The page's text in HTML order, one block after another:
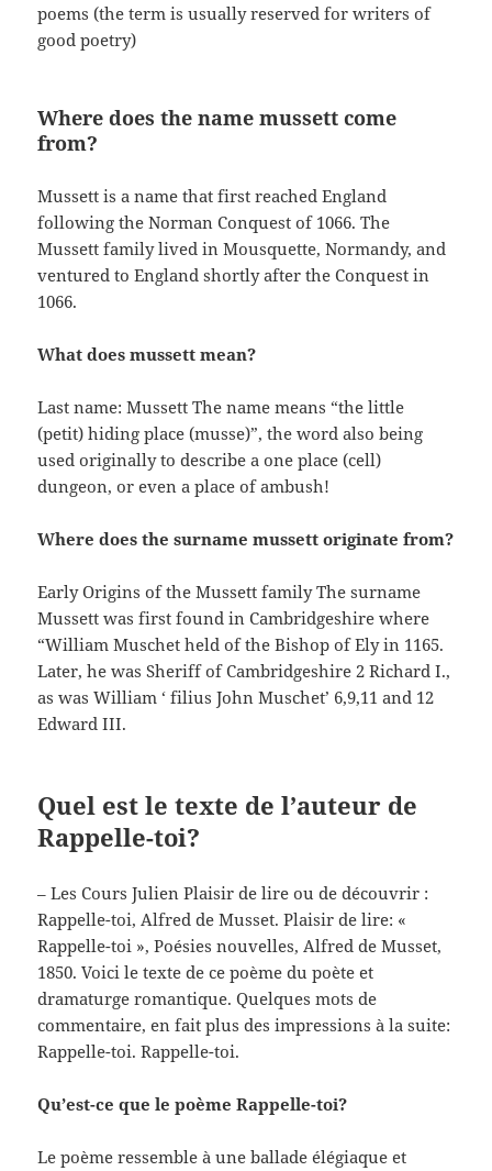
poems (the term is usually reserved for writers of
good poetry)
Where does the name mussett come
from?
Mussett is a name that first reached England
following the Norman Conquest of 1066. The
Mussett family lived in Mousquette, Normandy, and
ventured to England shortly after the Conquest in
1066.
What does mussett mean?
Last name: Mussett The name means “the little
(petit) hiding place (musse)”, the word also being
used originally to describe a one place (cell)
dungeon, or even a place of ambush!
Where does the surname mussett originate from?
Early Origins of the Mussett family The surname
Mussett was first found in Cambridgeshire where
“William Muschet held of the Bishop of Ely in 1165.
Later, he was Sheriff of Cambridgeshire 2 Richard I.,
as was William ‘ filius John Muschet’ 6,9,11 and 12
Edward III.
Quel est le texte de l’auteur de
Rappelle-toi?
– Les Cours Julien Plaisir de lire ou de découvrir :
Rappelle-toi, Alfred de Musset. Plaisir de lire: «
Rappelle-toi », Poésies nouvelles, Alfred de Musset,
1850. Voici le texte de ce poème du poète et
dramaturge romantique. Quelques mots de
commentaire, en fait plus des impressions à la suite:
Rappelle-toi. Rappelle-toi.
Qu’est-ce que le poème Rappelle-toi?
Le poème ressemble à une ballade élégiaque et